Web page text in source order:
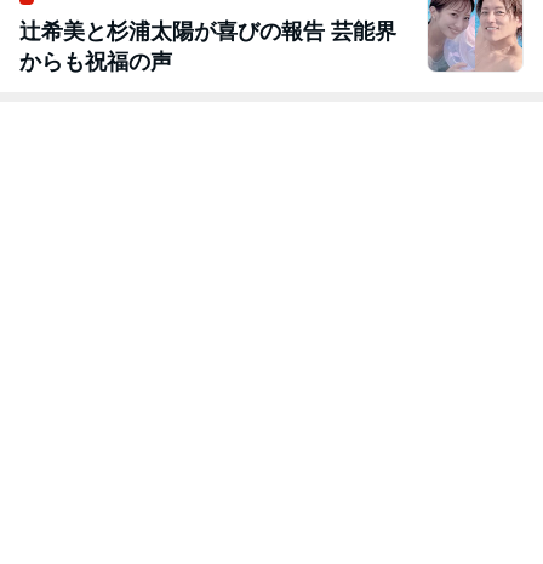
辻希美と杉浦太陽が喜びの報告 芸能界
からも祝福の声